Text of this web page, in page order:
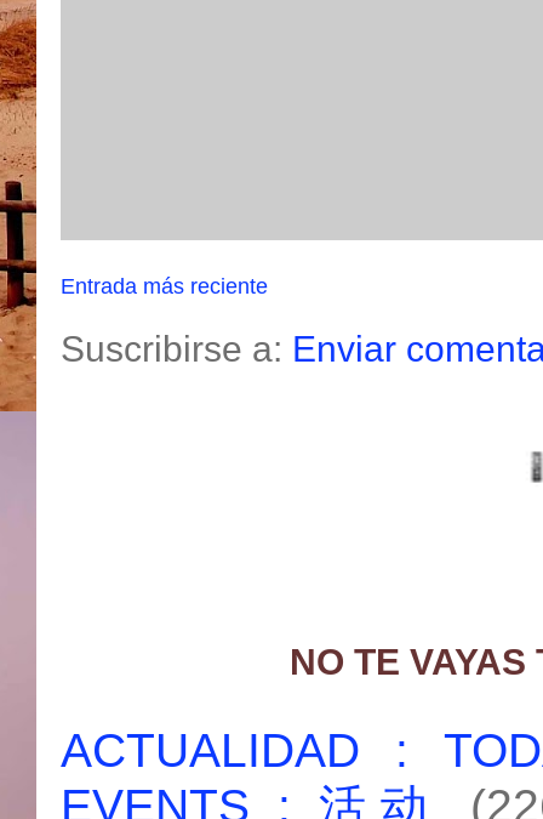
Entrada más reciente
Suscribirse a: Enviar
NO TE
ACTUALIDAD :
EVENTS : 活动